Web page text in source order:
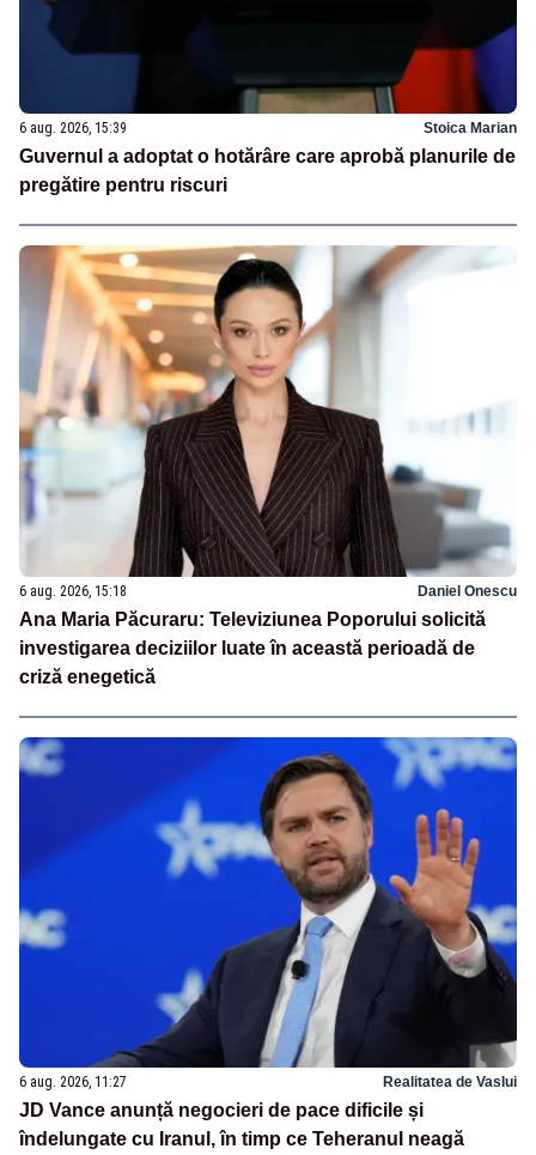
6 aug. 2026, 15:39 Stoica Marian
Guvernul a adoptat o hotărâre care aprobă planurile de
pregătire pentru riscuri
6 aug. 2026, 15:18 Daniel Onescu
Ana Maria Păcuraru: Televiziunea Poporului solicită
investigarea deciziilor luate în această perioadă de
criză enegetică
6 aug. 2026, 11:27 Realitatea de Vaslui
JD Vance anunță negocieri de pace dificile și
îndelungate cu Iranul, în timp ce Teheranul neagă